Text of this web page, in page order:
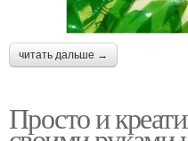
читать дальше →
Просто и